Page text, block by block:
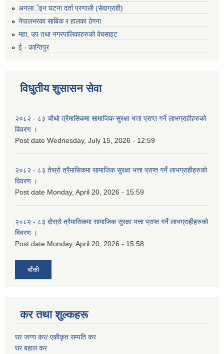
अनलार्इन घटना दर्ता प्रणाली (सेवाग्राही)
नेपालभरका साबिक र हालका ठेगना
महा, उप तथा नगरपालिकाहरुको वेबसाइट
ई - कान्तिपुर
विधुतीय शुसासन सेवा
२०८२ - ८३ चौथो त्रैमासिकमा सामाजिक सुरक्षा भत्ता प्राप्त गर्ने लाभग्राहीहरुको
विवरण ।
Post date Wednesday, July 15, 2026 - 12:59
२०८२ - ८३ तेस्रो त्रैमासिकमा सामाजिक सुरक्षा भत्ता प्राप्त गर्ने लाभग्राहीहरुको
विवरण ।
Post date Monday, April 20, 2026 - 15:59
२०८२ - ८३ दोस्रो त्रैमासिकमा सामाजिक सुरक्षा भत्ता प्राप्त गर्ने लाभग्राहीहरुको
विवरण ।
Post date Monday, April 20, 2026 - 15:58
बाँकी
कर तथा शुल्कहरू
घर जग्गा कर/ एकीकृत सम्पति कर
घर बहाल कर